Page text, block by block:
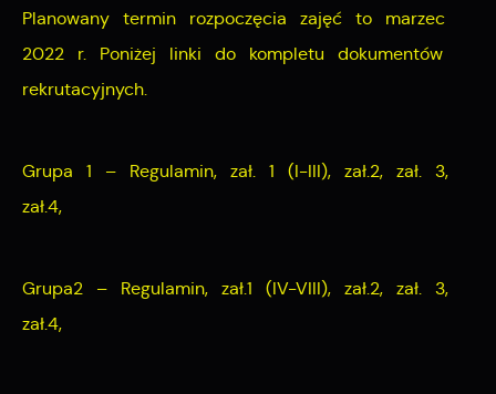
Planowany termin rozpoczęcia zajęć to marzec
2022 r. Poniżej linki do kompletu dokumentów
rekrutacyjnych.
Grupa 1 – Regulamin, zał. 1 (I-III), zał.2, zał. 3,
zał.4,
Grupa2 – Regulamin, zał.1 (IV-VIII), zał.2, zał. 3,
zał.4,